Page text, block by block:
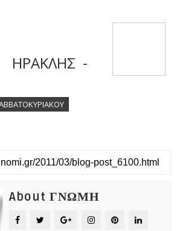
ΗΡΑΚΛΗΣ -
About ΓΝΩΜΗ